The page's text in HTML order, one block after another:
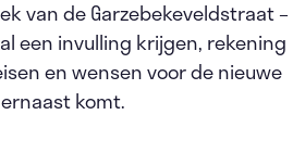
van de Garzebekeveldstraat –
een invulling krijgen, rekening
en wensen voor de nieuwe
komt.